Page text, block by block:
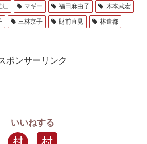
江 マギー 福田麻由子 木本武宏
三林京子 財前直見 林遣都
ポンサーリンク
いいねする